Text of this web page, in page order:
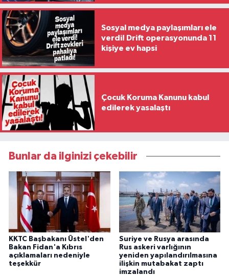
Sosyal medya paylaşımları ele
verdi! Drift operasyonunda 11
kişiye ev hapsi
Çocuk Koruma Kanunu kabul
edilerek yasalaştı
Bunlar da ilginizi çekebilir
KKTC Başbakanı Üstel'den
Bakan Fidan'a Kıbrıs
açıklamaları nedeniyle
teşekkür
Suriye ve Rusya arasında
Rus askeri varlığının
yeniden yapılandırılmasına
ilişkin mutabakat zaptı
imzalandı